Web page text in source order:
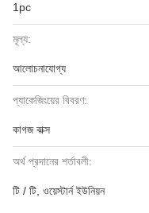
1pc
মূল্য:
আলোচনাযোগ্য
প্যাকেজিংয়ের বিবরণ:
কাগজ বাক্স
অর্থ প্রদানের শর্তাবলী:
টি / টি, ওয়েস্টার্ন ইউনিয়ন